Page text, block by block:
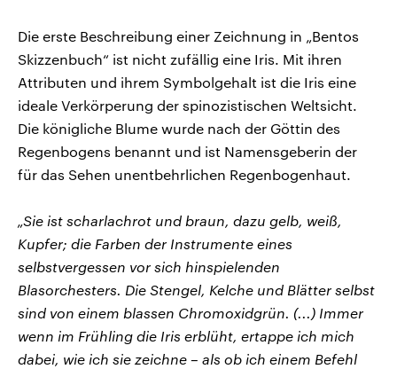
Die erste Beschreibung einer Zeichnung in „Bentos
Skizzenbuch“ ist nicht zufällig eine Iris. Mit ihren
Attributen und ihrem Symbolgehalt ist die Iris eine
ideale Verkörperung der spinozistischen Weltsicht.
Die königliche Blume wurde nach der Göttin des
Regenbogens benannt und ist Namensgeberin der
für das Sehen unentbehrlichen Regenbogenhaut.
„Sie ist scharlachrot und braun, dazu gelb, weiß,
Kupfer; die Farben der Instrumente eines
selbstvergessen vor sich hinspielenden
Blasorchesters. Die Stengel, Kelche und Blätter selbst
sind von einem blassen Chromoxidgrün. (...) Immer
wenn im Frühling die Iris erblüht, ertappe ich mich
dabei, wie ich sie zeichne – als ob ich einem Befehl